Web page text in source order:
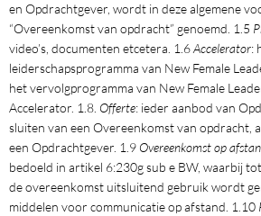
en Opdrachtgever, wordt in deze algemene
“Overeenkomst van opdracht” genoemd. 1.5
video’s, documenten etcetera. 1.6Accelerator:
leiderschapsprogramma van New Female
het vervolgprogramma van New Female
Accelerator. 1.8. Offerte: ieder aanbod van
sluiten van een Overeenkomst van opdracht,
een Opdrachtgever. 1.9 Overeenkomst op
bedoeld in artikel 6:230g sub e BW, waarbij
de overeenkomst uitsluitend gebruik wordt
middelen voor communicatie op afstand. 1.10